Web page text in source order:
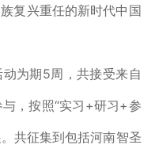
复兴重任的新时代中国
为期5周，共接受来自
，按照“实习+研习+参
共征集到包括河南智圣